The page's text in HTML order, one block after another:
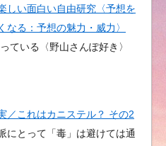
しい面白い自由研究〈予想を
なる：予想の魅力・威力〉
ている〈野山さんぽ好き〉
／これはカニステル？ その2
とって「毒」は避けては通